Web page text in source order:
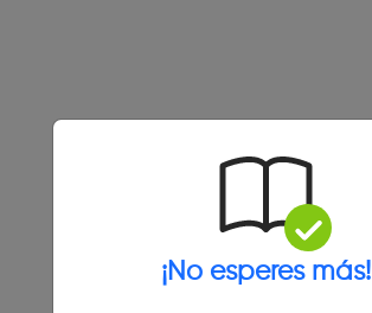
¡No esperes más!